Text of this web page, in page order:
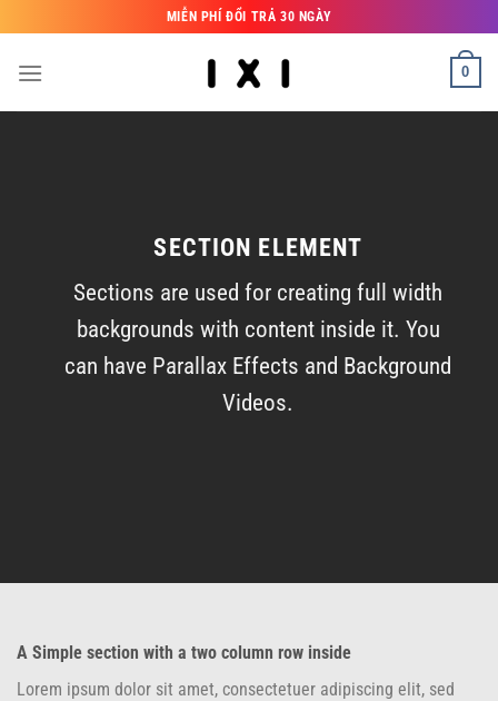
qua
nội
MIỄN PHÍ ĐỔI TRẢ 30 NGÀY
0
SECTION ELEMENT
Sections are used for creating full width
backgrounds with content inside it. You
can have Parallax Effects and Background
Videos.
A Simple section with a two column row inside
Lorem ipsum dolor sit amet, consectetuer adipiscing elit, sed